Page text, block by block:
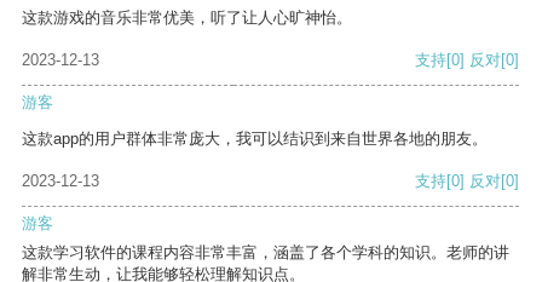
这款游戏的音乐非常优美，听了让人心旷神怡。
2023-12-13 支持[0] 反对[0]
游客
这款app的用户群体非常庞大，我可以结识到来自世界各地的朋友。
2023-12-13 支持[0] 反对[0]
游客
这款学习软件的课程内容非常丰富，涵盖了各个学科的知识。老师的讲
解非常生动，让我能够轻松理解知识点。